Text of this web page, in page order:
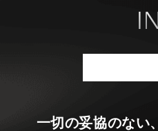
一切の妥協のない